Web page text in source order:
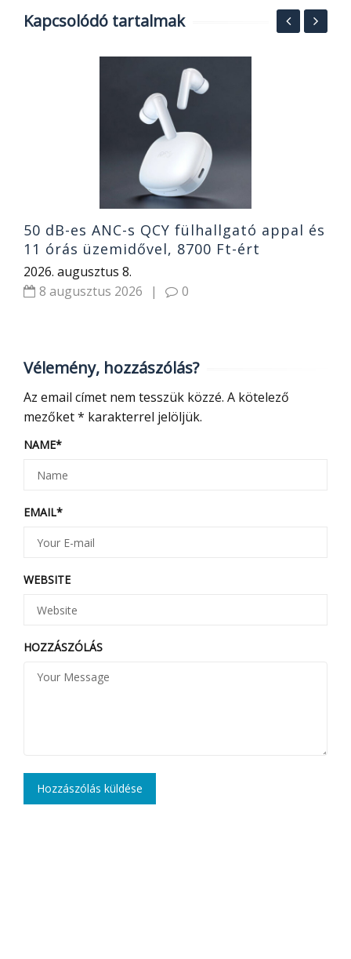
Kapcsolódó tartalmak
50 dB-es ANC-s QCY fülhallgató appal és
11 órás üzemidővel, 8700 Ft-ért
2026. augusztus 8.
8 augusztus 2026
| 0
Vélemény, hozzászólás?
Az email címet nem tesszük közzé. A kötelező
mezőket* karakterrel jelöljük.
NAME*
EMAIL*
WEBSITE
HOZZÁSZÓLÁS